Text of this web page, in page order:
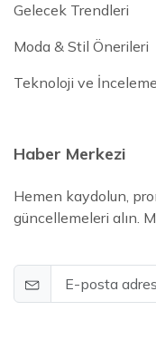
Gelecek Trendleri
Moda & Stil Önerileri
Teknoloji ve
Haber Merkezi
Hemen kaydolun,
güncellemeleri alın.